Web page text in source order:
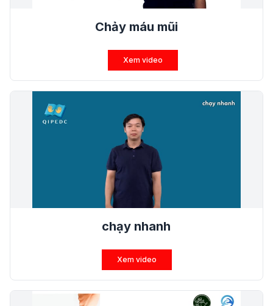
Chảy máu mũi
Xem video
chạy nhanh
Xem video